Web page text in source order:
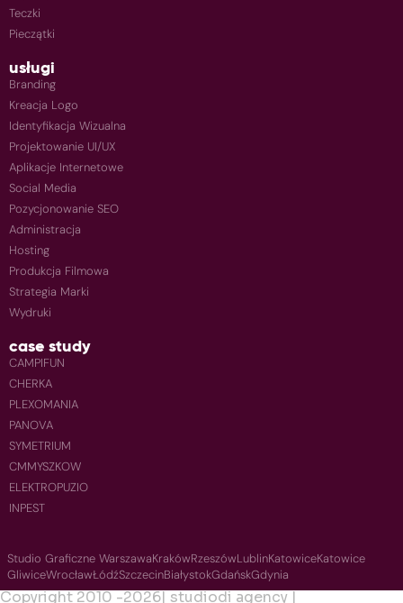
Teczki
Pieczątki
usługi
Branding
Kreacja Logo
Identyfikacja Wizualna
Projektowanie UI/UX
Aplikacje Internetowe
Social Media
Pozycjonowanie SEO
Administracja
Hosting
Produkcja Filmowa
Strategia Marki
Wydruki
case study
CAMPIFUN
CHERKA
PLEXOMANIA
PANOVA
SYMETRIUM
CMMYSZKOW
ELEKTROPUZIO
INPEST
Studio Graficzne WarszawaKrakówRzeszówLublinKatowiceKatowice
GliwiceWrocławŁódźSzczecinBiałystokGdańskGdynia
Copyright 2010 -2026| studiodi agency |